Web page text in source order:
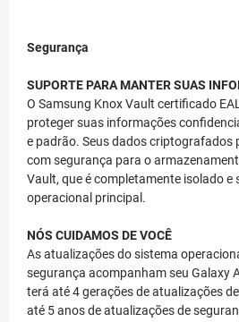
Segurança
SUPORTE PARA MANTER SUAS
O Samsung Knox Vault certificado
proteger suas informações
e padrão. Seus dados criptografados
com segurança para o
Vault, que é completamente isolado e
operacional principal.
NÓS CUIDAMOS DE VOCÊ
As atualizações do sistema
segurança acompanham seu Galaxy
terá até 4 gerações de atualizações
até 5 anos de atualizações de